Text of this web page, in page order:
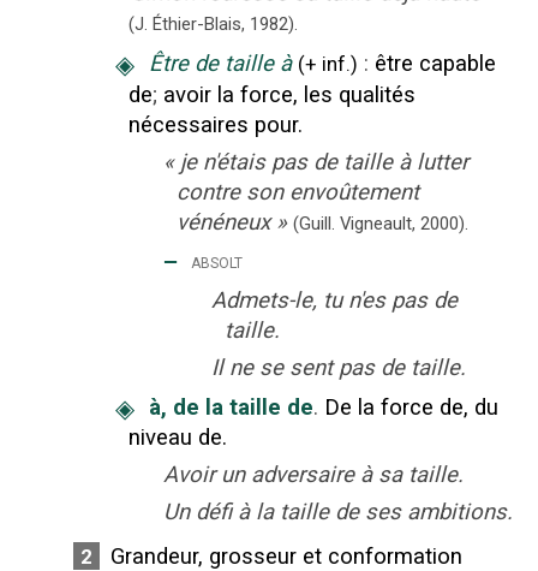
(J. Éthier-Blais, 1982).
◈ Être de taille à (+ inf.) : être capable
de; avoir la force, les qualités
nécessaires pour.
« je n'étais pas de taille à lutter
contre son envoûtement
vénéneux » (Guill. Vigneault, 2000).
‒ absolt
Admets-le, tu n'es pas de
taille.
Il ne se sent pas de taille.
◈ à, de la taille de. De la force de, du
niveau de.
Avoir un adversaire à sa taille.
Un défi à la taille de ses ambitions.
2
Grandeur, grosseur et conformation